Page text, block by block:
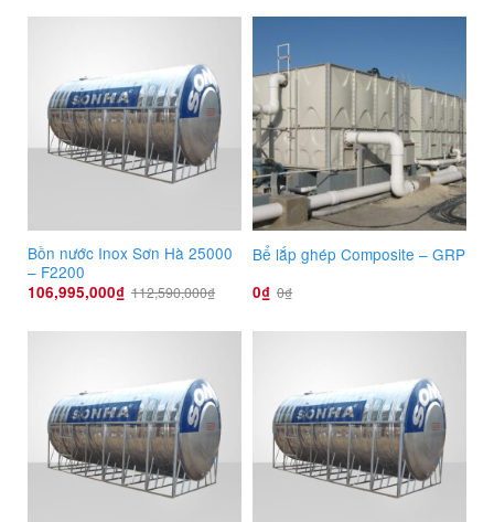
Bồn nước Inox Sơn Hà 25000
– F2200
106,995,000₫ 112,590,000₫
Bể lắp ghép Composite – GRP
0₫ 0₫